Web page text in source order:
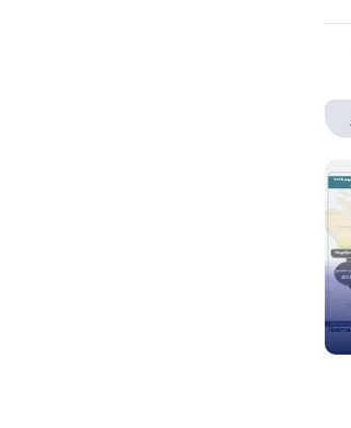
درباره اینفوگرافیک